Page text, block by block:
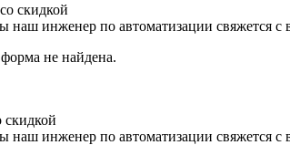
скидкой
наш инженер по автоматизации свяжется с
не найдена.
наш инженер по автоматизации свяжется с